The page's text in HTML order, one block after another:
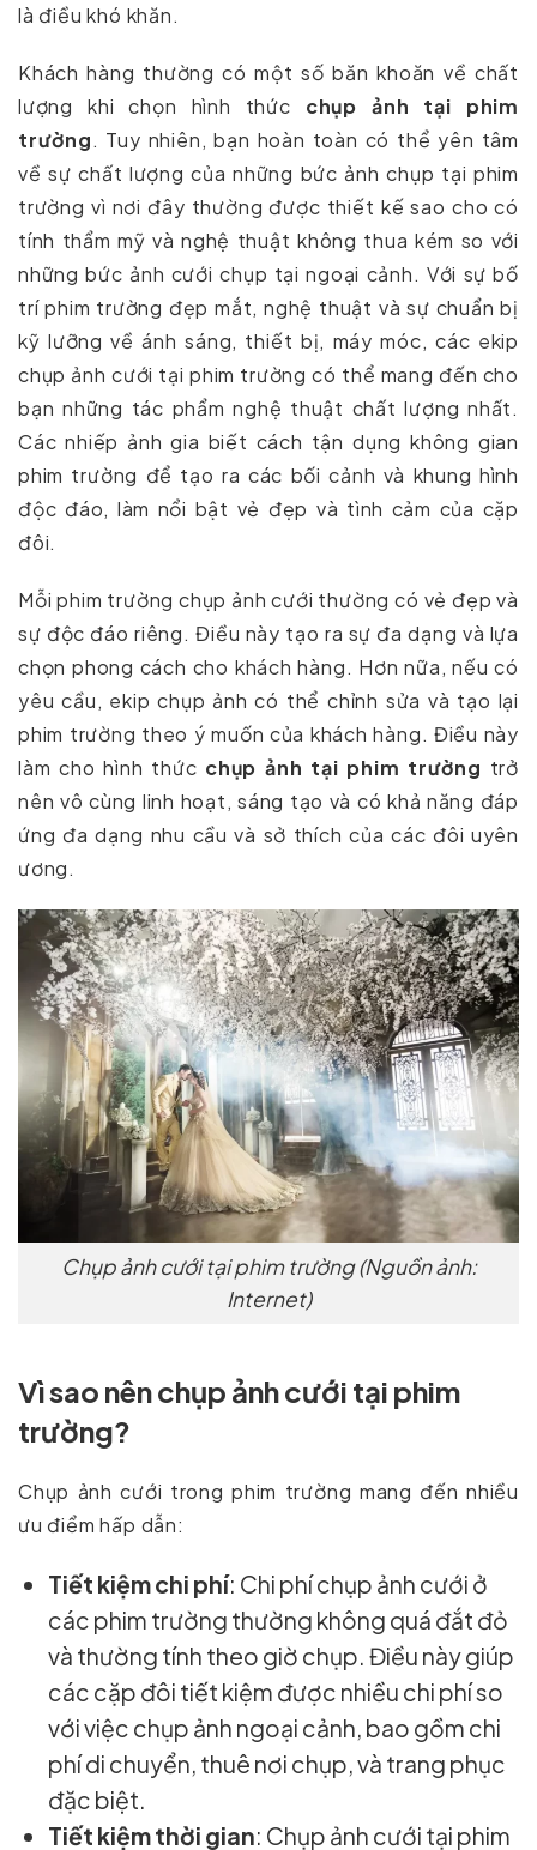
là điều khó khăn.
Khách hàng thường có một số băn khoăn về chất
lượng khi chọn hình thức chụp ảnh tại phim
trường. Tuy nhiên, bạn hoàn toàn có thể yên tâm
về sự chất lượng của những bức ảnh chụp tại phim
trường vì nơi đây thường được thiết kế sao cho có
tính thẩm mỹ và nghệ thuật không thua kém so với
những bức ảnh cưới chụp tại ngoại cảnh. Với sự bố
trí phim trường đẹp mắt, nghệ thuật và sự chuẩn bị
kỹ lưỡng về ánh sáng, thiết bị, máy móc, các ekip
chụp ảnh cưới tại phim trường có thể mang đến cho
bạn những tác phẩm nghệ thuật chất lượng nhất.
Các nhiếp ảnh gia biết cách tận dụng không gian
phim trường để tạo ra các bối cảnh và khung hình
độc đáo, làm nổi bật vẻ đẹp và tình cảm của cặp
đôi.
Mỗi phim trường chụp ảnh cưới thường có vẻ đẹp và
sự độc đáo riêng. Điều này tạo ra sự đa dạng và lựa
chọn phong cách cho khách hàng. Hơn nữa, nếu có
yêu cầu, ekip chụp ảnh có thể chỉnh sửa và tạo lại
phim trường theo ý muốn của khách hàng. Điều này
làm cho hình thức chụp ảnh tại phim trường trở
nên vô cùng linh hoạt, sáng tạo và có khả năng đáp
ứng đa dạng nhu cầu và sở thích của các đôi uyên
ương.
Chụp ảnh cưới tại phim trường (Nguồn ảnh:
Internet)
Vì sao nên chụp ảnh cưới tại phim
trường?
Chụp ảnh cưới trong phim trường mang đến nhiều
ưu điểm hấp dẫn:
Tiết kiệm chi phí: Chi phí chụp ảnh cưới ở
các phim trường thường không quá đắt đỏ
và thường tính theo giờ chụp. Điều này giúp
các cặp đôi tiết kiệm được nhiều chi phí so
với việc chụp ảnh ngoại cảnh, bao gồm chi
phí di chuyển, thuê nơi chụp, và trang phục
đặc biệt.
Tiết kiệm thời gian: Chụp ảnh cưới tại phim